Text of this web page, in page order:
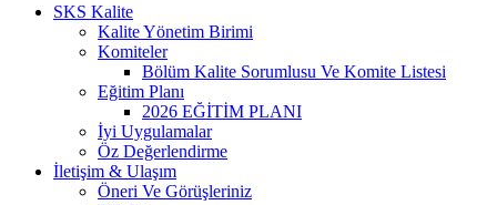
SKS Kalite
Kalite Yönetim Birimi
Komiteler
Bölüm Kalite Sorumlusu Ve Komite Listesi
Eğitim Planı
2026 EĞİTİM PLANI
İyi Uygulamalar
Öz Değerlendirme
İletişim & Ulaşım
Öneri Ve Görüşleriniz